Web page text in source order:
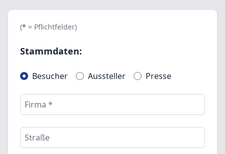
(* = Pflichtfelder)
Stammdaten:
Besucher Aussteller Presse